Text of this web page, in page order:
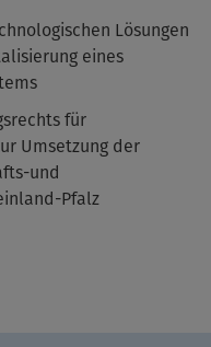
Lösungen
eines
für
Umsetzung der
und
Pfalz